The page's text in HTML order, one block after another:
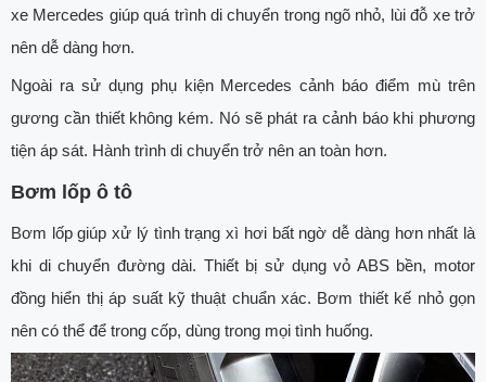
xe Mercedes giúp quá trình di chuyển trong ngõ nhỏ, lùi đỗ xe trở
nên dễ dàng hơn.
Ngoài ra sử dụng phụ kiện Mercedes cảnh báo điểm mù trên
gương cần thiết không kém. Nó sẽ phát ra cảnh báo khi phương
tiện áp sát. Hành trình di chuyển trở nên an toàn hơn.
Bơm lốp ô tô
Bơm lốp giúp xử lý tình trạng xì hơi bất ngờ dễ dàng hơn nhất là
khi di chuyển đường dài. Thiết bị sử dụng vỏ ABS bền, motor
đồng hiển thị áp suất kỹ thuật chuẩn xác. Bơm thiết kế nhỏ gọn
nên có thể để trong cốp, dùng trong mọi tình huống.